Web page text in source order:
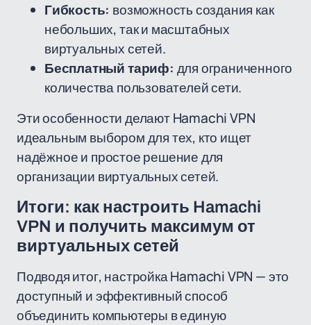
Гибкость: возможность создания как
небольших, так и масштабных
виртуальных сетей.
Бесплатный тариф: для ограниченного
количества пользователей сети.
Эти особенности делают Hamachi VPN
идеальным выбором для тех, кто ищет
надёжное и простое решение для
организации виртуальных сетей.
Итоги: как настроить Hamachi
VPN и получить максимум от
виртуальных сетей
Подводя итог, настройка Hamachi VPN — это
доступный и эффективный способ
объединить компьютеры в единую